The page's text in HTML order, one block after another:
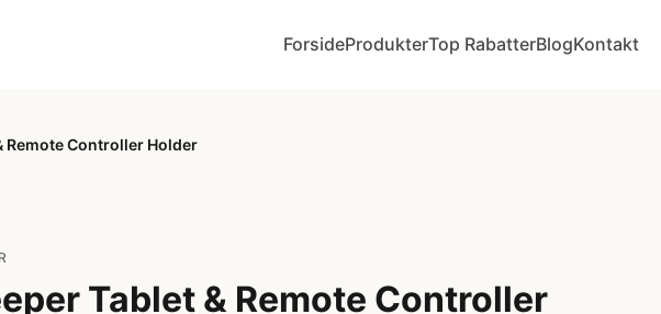
ForsideProdukterTop RabatterBlogKontakt
Remote Controller Holder
Tablet & Remote Controller